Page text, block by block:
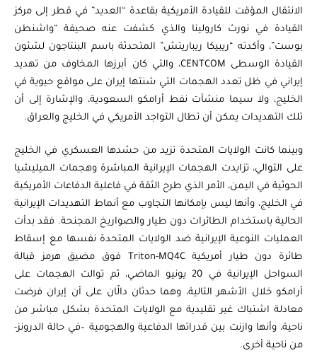
الانتقال المؤقت للقيادة الأمريكية بقاعدة “العديد” في قطر إلى مركز
القيادة في نورث كارولينا والذي كشفت عنه صحيفة “واشنطن
بوست”، وأكدته “ريبيكا ريباريتش” المتحدثة باسم البنتاجون لشئون
القيادة الوسطى CENTCOM، والتي كان أبرزها المخاوف من تهديد
إيراني في ظل تعدد الهجمات التي شنتها إيران على مواقع حيوية في
الخليج، ولا سيما منشآت نفط أرامكو السعودية، والإشارة إلى أن
تلك التهديدات يمكن أن تطال التواجد الأمريكي في الخليج والعراق.
وبينما كانت الولايات المتحدة تزيد من حشدها العسكري في الخليج
على التوالي، تزايدت الهجمات الإيرانية المباشرة وهجمات الميليشيا
الحوثية في اليمن، الأمر الذي طرح الثقة في فاعلية الدفاعات الأمريكية
في الخليج، وأنها ليس بإمكانها التجاوب مع أنماط التهديدات الإيرانية
الحالية باستخدام الطائرات دون طيار والصواريخ المجنحة. فقد بدأت
العمليات النوعية الإيرانية ضد الولايات المتحدة نفسها مع إسقاط
طائرة دون طيار أمريكية Triton-MQ4C فوق مضيق هرمز قبالة
السواحل الإيرانية في 20 يونيو الماضي، ثم توالت الهجمات على
أرامكو خلال الأشهر التالية، وهما حدثان دالّان على أن إيران فرضت
معادلة اشتباك غير تقليدية مع الولايات المتحدة بشكل مباشر من
ناحية، وأنها وازنت بين قدراتها الدفاعية والهجومية –في حالة الدرونز-
من ناحية أخرى.